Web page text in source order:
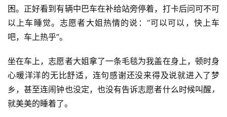
困。正好看到有辆中巴车在补给站旁停着，打卡后问可不可
以上车睡觉。志愿者大姐热情的说：“可以可以，快上车
吧，车上热乎”。
坐在车上，志愿者大姐拿了一条毛毯为我盖在身上，顿时身
心暖洋洋的无比舒适，连句感谢还没来得及说就进入了梦
乡，甚至连闹钟也没定，也没有告诉志愿者什么时候叫醒 ，
就美美的睡着了。